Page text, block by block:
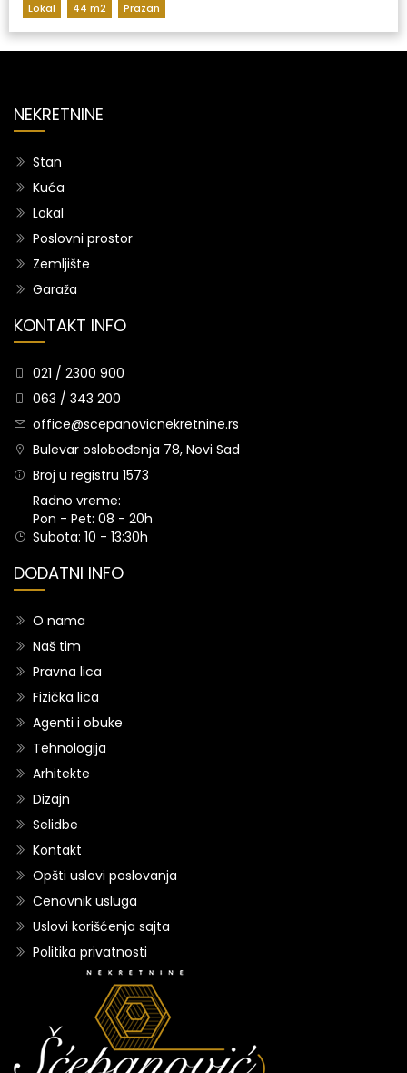
Lokal 44 m2 Prazan
NEKRETNINE
Stan
Kuća
Lokal
Poslovni prostor
Zemljište
Garaža
KONTAKT INFO
021 / 2300 900
063 / 343 200
office@scepanovicnekretnine.rs
Bulevar oslobođenja 78, Novi Sad
Broj u registru 1573
Radno vreme:
Pon - Pet: 08 - 20h
Subota: 10 - 13:30h
DODATNI INFO
O nama
Naš tim
Pravna lica
Fizička lica
Agenti i obuke
Tehnologija
Arhitekte
Dizajn
Selidbe
Kontakt
Opšti uslovi poslovanja
Cenovnik usluga
Uslovi korišćenja sajta
Politika privatnosti